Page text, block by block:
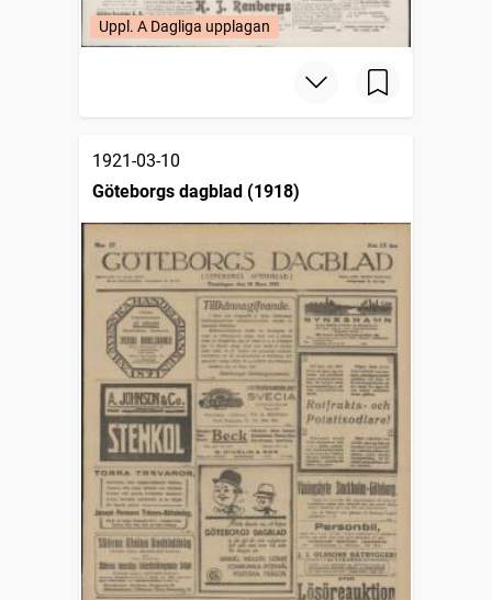
Uppl. A Dagliga upplagan
1921-03-10
Göteborgs dagblad (1918)